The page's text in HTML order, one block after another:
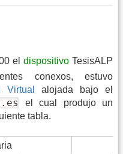
el dispositivoTesisALP
conexos, estuvo
Virtual
alojada bajo el
el cual produjo un
tabla.